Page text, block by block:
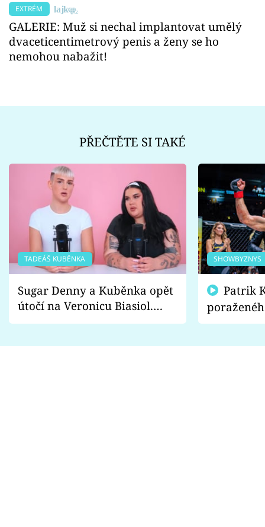
EXTRÉM
GALERIE: Muž si nechal implantovat umělý
dvaceticentimetrový penis a ženy se ho
nemohou nabažit!
PŘEČTĚTE SI TAKÉ
TADEÁŠ KUBĚNKA
Sugar Denny a Kuběnka opět
útočí na Veronicu Biasiol.
Proč je podle nich falešná a
SHOWBYZNYS
fanoušci